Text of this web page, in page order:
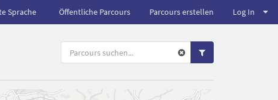
Sprache Öffentliche Parcours Parcours erstellen Log In